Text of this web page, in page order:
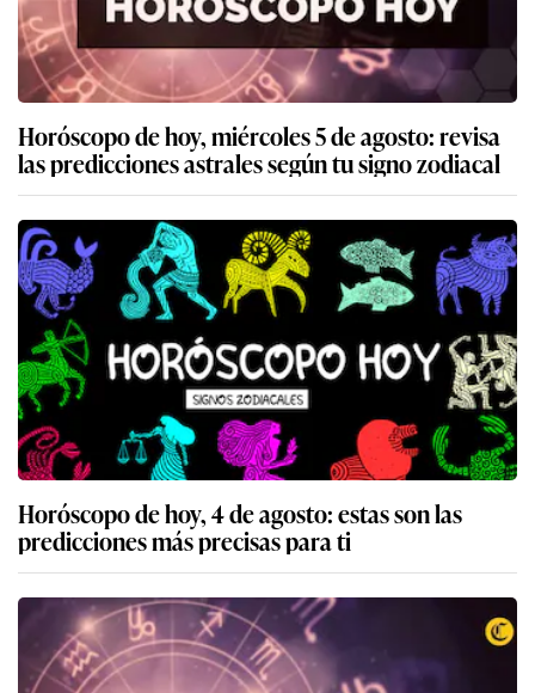
Horóscopo de hoy, miércoles 5 de agosto: revisa
las predicciones astrales según tu signo zodiacal
Horóscopo de hoy, 4 de agosto: estas son las
predicciones más precisas para ti